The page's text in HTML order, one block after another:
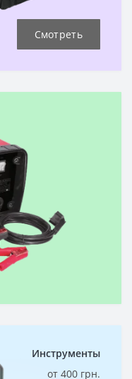
Смотреть
Инструменты
от 400 грн.